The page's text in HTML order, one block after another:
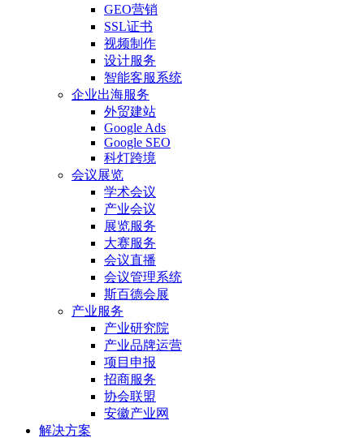
GEO营销
SSL证书
视频制作
设计服务
智能客服系统
企业出海服务
外贸建站
Google Ads
Google SEO
科灯跨境
会议展览
学术会议
产业会议
展览服务
大赛服务
会议直播
会议管理系统
斯百德会展
产业服务
产业研究院
产业品牌运营
项目申报
招商服务
协会联盟
安徽产业网
解决方案